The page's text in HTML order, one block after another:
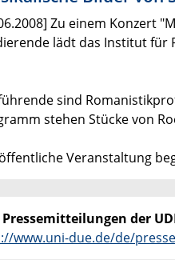
Zu einem Konzert
lädt das Institut für
sind
stehen Stücke von
Veranstaltung
der
www.uni-due.de/de/